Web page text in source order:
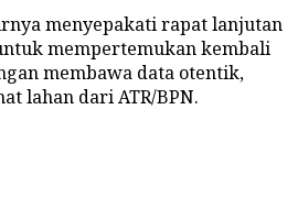
menyepakati rapat lanjutan
mempertemukan kembali
membawa data otentik,
lahan dari ATR/BPN.